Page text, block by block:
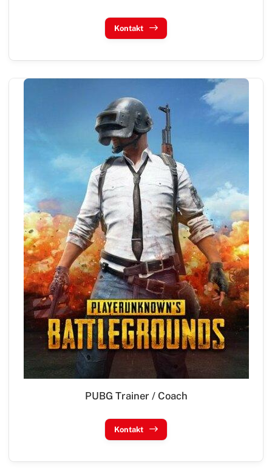
Kontakt
PUBG Trainer / Coach
Kontakt